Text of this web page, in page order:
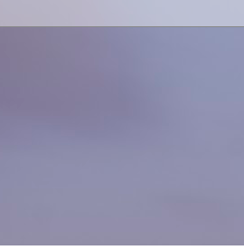
- POSITIVITÉ -